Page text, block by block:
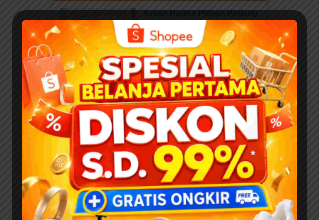
Kisah Hadits Pilihan Pedang
Allah Yang Terhunus
Pesan Moral Kita tidak cukup
hanya...
SAINSPEDIA
25 Soal dan Jawaban
tentang Siti Aminah (Ibu
Nabi Muhammad SAW)
untuk Anak SD – Lengkap
dan Mudah Dipahami
SEDEKAH KLIK DI SINI
“Investasikan hartamu...
NABIPEDIA